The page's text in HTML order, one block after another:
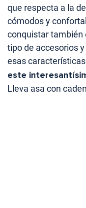
que respecta a la
cómodos y
conquistar también
tipo de accesorios
esas
este
Lleva asa con